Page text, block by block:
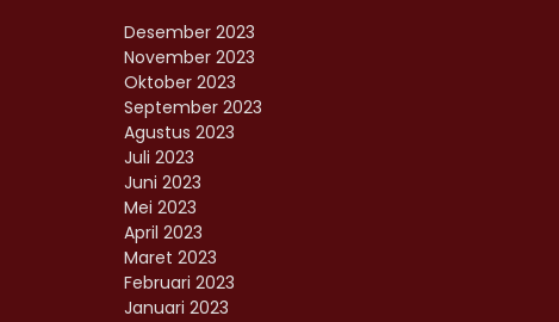
Desember 2023
November 2023
Oktober 2023
September 2023
Agustus 2023
Juli 2023
Juni 2023
Mei 2023
April 2023
Maret 2023
Februari 2023
Januari 2023